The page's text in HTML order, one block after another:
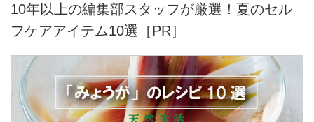
10年以上の編集部スタッフが厳選！夏のセル
フケアアイテム10選［PR］